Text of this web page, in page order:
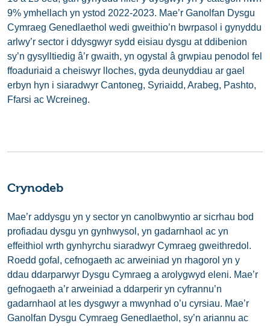
9% ymhellach yn ystod 2022-2023. Mae’r Ganolfan Dysgu
Cymraeg Genedlaethol wedi gweithio’n bwrpasol i gynyddu
arlwy’r sector i ddysgwyr sydd eisiau dysgu at ddibenion
sy’n gysylltiedig â’r gwaith, yn ogystal â grwpiau penodol fel
ffoaduriaid a cheiswyr lloches, gyda deunyddiau ar gael
erbyn hyn i siaradwyr Cantoneg, Syriaidd, Arabeg, Pashto,
Ffarsi ac Wcreineg.
Crynodeb
Mae’r addysgu yn y sector yn canolbwyntio ar sicrhau bod
profiadau dysgu yn gynhwysol, yn gadarnhaol ac yn
effeithiol wrth gynhyrchu siaradwyr Cymraeg gweithredol.
Roedd gofal, cefnogaeth ac arweiniad yn rhagorol yn y
ddau ddarparwyr Dysgu Cymraeg a arolygwyd eleni. Mae’r
gefnogaeth a’r arweiniad a ddarperir yn cyfrannu’n
gadarnhaol at les dysgwyr a mwynhad o’u cyrsiau. Mae’r
Ganolfan Dysgu Cymraeg Genedlaethol, sy’n ariannu ac